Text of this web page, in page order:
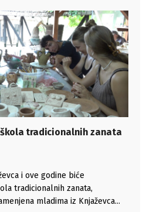
tradicionalnih zanata
i ove godine biće
tradicionalnih zanata,
mladima iz Knjaževca...